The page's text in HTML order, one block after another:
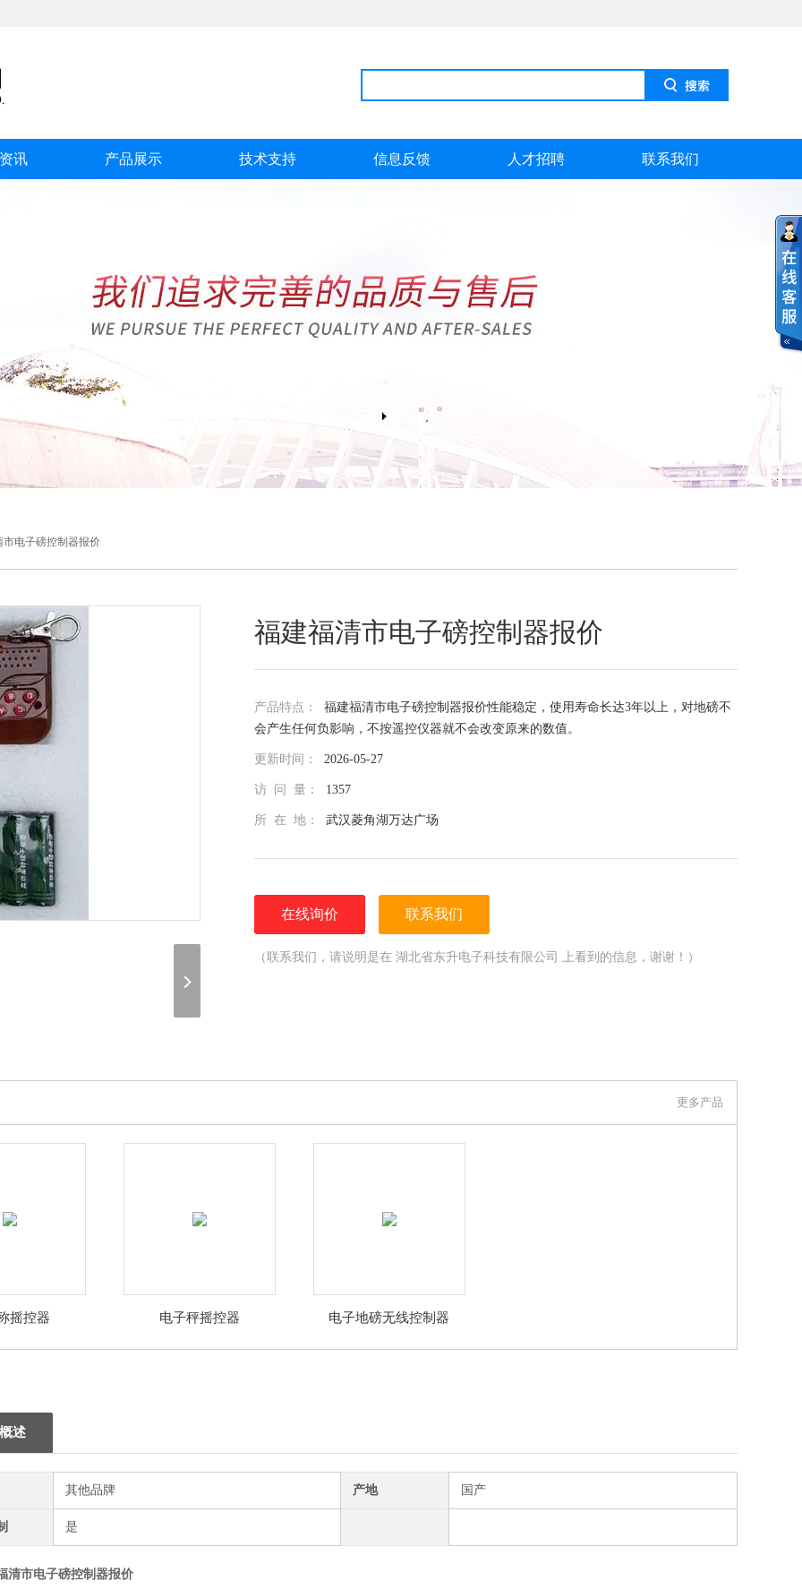
讯 产品展示 技术支持 信息反馈 人才招聘 联系我们
电子磅控制器报价
福建福清市电子磅控制器报价
产品特点： 福建福清市电子磅控制器报价性能稳定，使用寿命长达3年以上，对地磅不
会产生任何负影响，不按遥控仪器就不会改变原来的数值。
更新时间： 2026-05-27
访 问 量： 1357
所 在 地： 武汉菱角湖万达广场
在线询价 联系我们
（联系我们，请说明是在 湖北省东升电子科技有限公司 上看到的信息，谢谢！）
更多产品
摇控器 电子秤摇控器 电子地磅无线控制器
述
其他品牌 产地 国产
是
清市电子磅控制器报价